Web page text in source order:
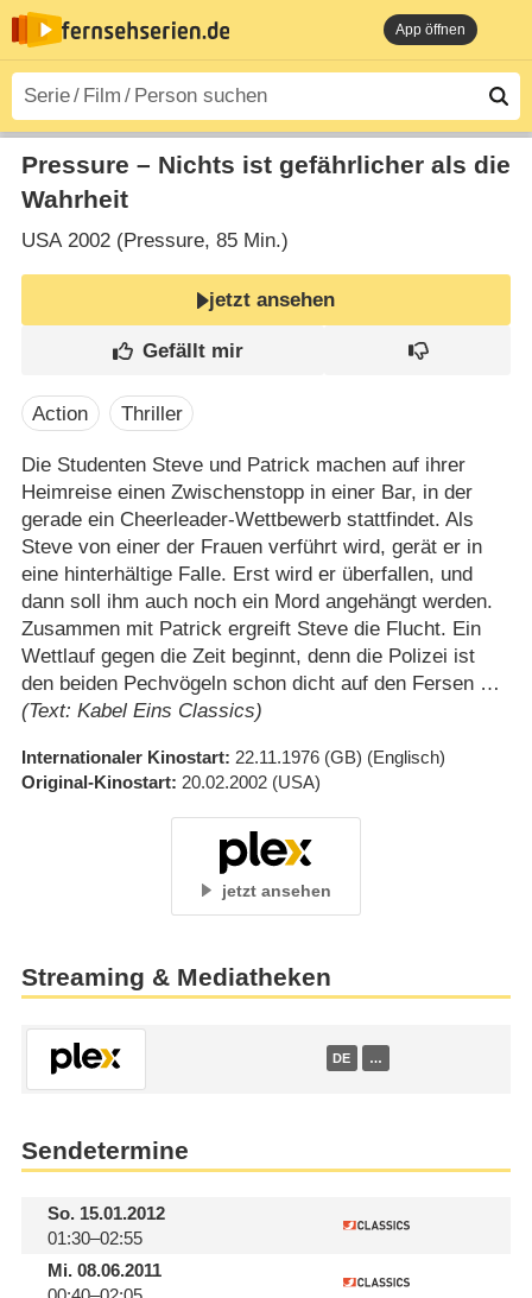
App öffnen
Pressure – Nichts ist gefährlicher als die
Wahrheit
USA2002 (Pressure‎, 85 Min.)
jetzt ansehen
Action Thriller
Die Studenten Steve und Patrick machen auf ihrer
Heimreise einen Zwischenstopp in einer Bar, in der
gerade ein Cheerleader-Wettbewerb stattfindet. Als
Steve von einer der Frauen verführt wird, gerät er in
eine hinterhältige Falle. Erst wird er überfallen, und
dann soll ihm auch noch ein Mord angehängt werden.
Zusammen mit Patrick ergreift Steve die Flucht. Ein
Wettlauf gegen die Zeit beginnt, denn die Polizei ist
den beiden Pechvögeln schon dicht auf den Fersen …
(Text: Kabel Eins Classics)
Internationaler Kinostart 22.11.1976 (GB) (Englisch)
Original-Kinostart 20.02.2002 (USA)
jetzt ansehen
Streaming & Mediatheken
DE …
Sendetermine
So.15.01.2012
01:30–02:55
Mi.08.06.2011